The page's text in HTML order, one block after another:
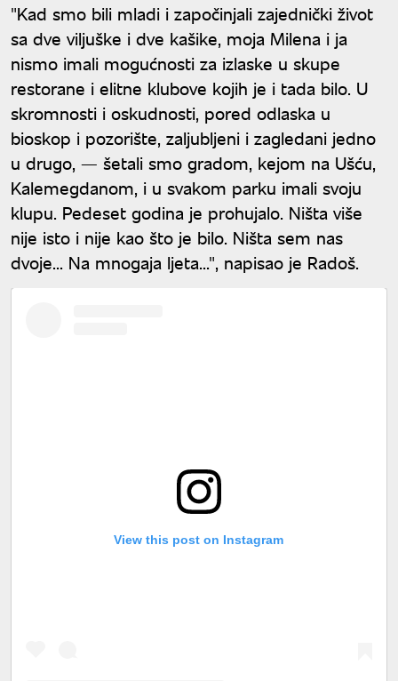
"Kad smo bili mladi i započinjali zajednički život
sa dve viljuške i dve kašike, moja Milena i ja
nismo imali mogućnosti za izlaske u skupe
restorane i elitne klubove kojih je i tada bilo. U
skromnosti i oskudnosti, pored odlaska u
bioskop i pozorište, zaljubljeni i zagledani jedno
u drugo, — šetali smo gradom, kejom na Ušću,
Kalemegdanom, i u svakom parku imali svoju
klupu. Pedeset godina je prohujalo. Ništa više
nije isto i nije kao što je bilo. Ništa sem nas
dvoje... Na mnogaja ljeta...", napisao je Radoš.
View this post on Instagram